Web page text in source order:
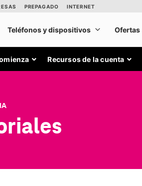
Recursos de la cuenta